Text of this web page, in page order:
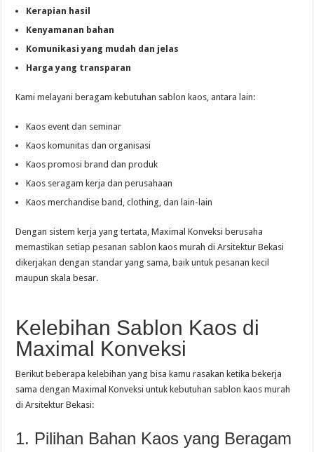
Kerapian hasil
Kenyamanan bahan
Komunikasi yang mudah dan jelas
Harga yang transparan
Kami melayani beragam kebutuhan sablon kaos, antara lain:
Kaos event dan seminar
Kaos komunitas dan organisasi
Kaos promosi brand dan produk
Kaos seragam kerja dan perusahaan
Kaos merchandise band, clothing, dan lain-lain
Dengan sistem kerja yang tertata, Maximal Konveksi berusaha
memastikan setiap pesanan sablon kaos murah di Arsitektur Bekasi
dikerjakan dengan standar yang sama, baik untuk pesanan kecil
maupun skala besar.
Kelebihan Sablon Kaos di
Maximal Konveksi
Berikut beberapa kelebihan yang bisa kamu rasakan ketika bekerja
sama dengan Maximal Konveksi untuk kebutuhan sablon kaos murah
di Arsitektur Bekasi:
1. Pilihan Bahan Kaos yang Beragam